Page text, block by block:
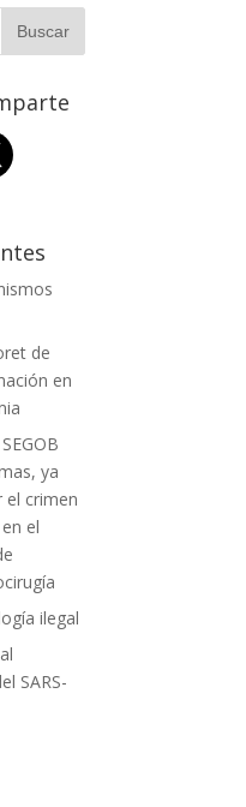
de
en
ya
el crimen
el
ilegal
SARS-